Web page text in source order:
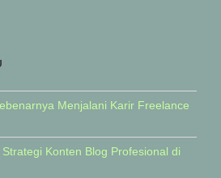
Menjalani Karir Freelance
Konten Blog Profesional di